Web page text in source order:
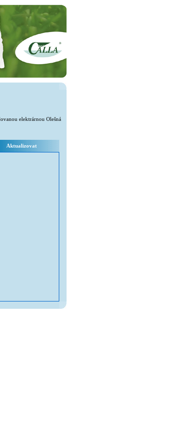
elektrárnou Olešná
Aktualizovat